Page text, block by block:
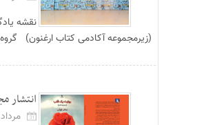
نقشه
(زیرمجموعه آکادمی کتاب ارغنون) گروه
انتشار
مرداد 1, 1405